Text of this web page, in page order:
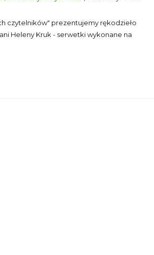
czytelników" prezentujemy rękodzieło
Heleny Kruk - serwetki wykonane na